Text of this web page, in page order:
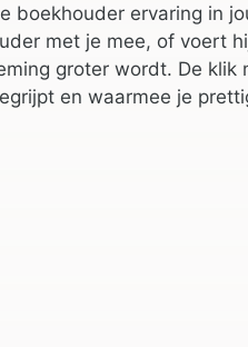
boekhouder ervaring in
met je mee, of voert
groter wordt. De
en waarmee je